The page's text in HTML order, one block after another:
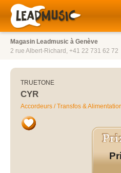
Magasin Leadmusic à Genève
2 rue Albert-Richard, +41 22 731 62 72
TRUETONE
CYR
Accordeurs / Transfos &